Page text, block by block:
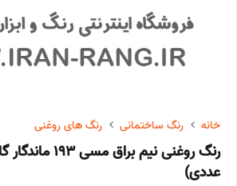
خانه رنگ ساختمانی رنگ های روغنی
عددی)